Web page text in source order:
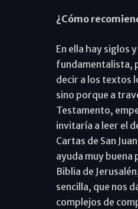
¿Cómo
En ella hay siglos
fundamentalista,
decir a los textos
sino porque a
Testamento,
invitaría a leer el
Cartas de San
ayuda muy buena
Biblia de
sencilla, que nos
complejos de